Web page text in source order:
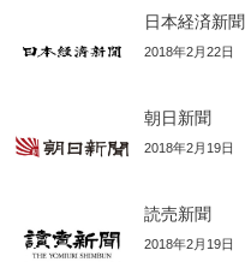
日本経済新聞
2018年2月22日
朝日新聞
2018年2月19日
読売新聞
2018年2月19日